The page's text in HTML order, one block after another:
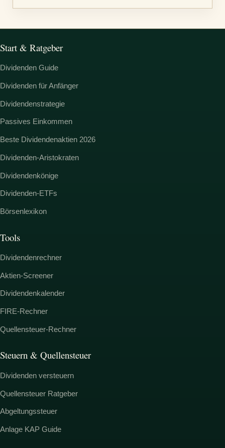
Start & Ratgeber
Dividenden Guide
Dividenden für Anfänger
Dividendenstrategie
Passives Einkommen
Beste Dividendenaktien 2026
Dividenden-Aristokraten
Dividendenkönige
Dividenden-ETFs
Börsenlexikon
Tools
Dividendenrechner
Aktien-Screener
Dividendenkalender
FIRE-Rechner
Quellensteuer-Rechner
Steuern & Quellensteuer
Dividenden versteuern
Quellensteuer Ratgeber
Abgeltungssteuer
Anlage KAP Guide